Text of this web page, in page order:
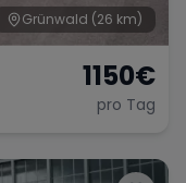
Grünwald (26 km)
1150€
pro Tag